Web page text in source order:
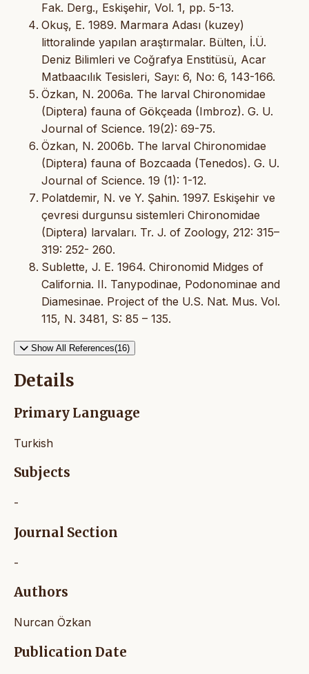
Fak. Derg., Eskişehir, Vol. 1, pp. 5-13.
Okuş, E. 1989. Marmara Adası (kuzey)
littoralinde yapılan araştırmalar. Bülten, İ.Ü.
Deniz Bilimleri ve Coğrafya Enstitüsü, Acar
Matbaacılık Tesisleri, Sayı: 6, No: 6, 143-166.
Özkan, N. 2006a. The larval Chironomidae
(Diptera) fauna of Gökçeada (Imbroz). G. U.
Journal of Science. 19(2): 69-75.
Özkan, N. 2006b. The larval Chironomidae
(Diptera) fauna of Bozcaada (Tenedos). G. U.
Journal of Science. 19 (1): 1-12.
Polatdemir, N. ve Y. Şahin. 1997. Eskişehir ve
çevresi durgunsu sistemleri Chironomidae
(Diptera) larvaları. Tr. J. of Zoology, 212: 315–
319: 252- 260.
Sublette, J. E. 1964. Chironomid Midges of
California. II. Tanypodinae, Podonominae and
Diamesinae. Project of the U.S. Nat. Mus. Vol.
115, N. 3481, S: 85 – 135.
Show All References(16)
Details
Primary Language
Turkish
Subjects
-
Journal Section
-
Authors
Nurcan Özkan
Publication Date